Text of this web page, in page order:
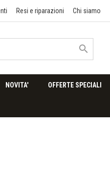
Resi e riparazioni Chi siamo

NOVITA' OFFERTE SPECIALI